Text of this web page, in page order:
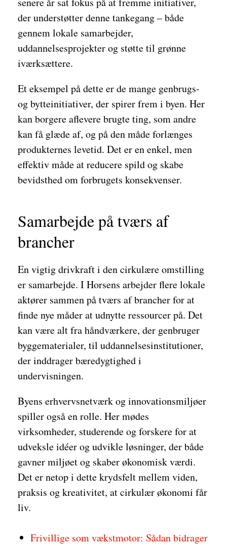
der understøtter denne tankegang – både
gennem lokale samarbejder,
uddannelsesprojekter og støtte til grønne
iværksættere.
Et eksempel på dette er de mange genbrugs-
og bytteinitiativer, der spirer frem i byen. Her
kan borgere aflevere brugte ting, som andre
kan få glæde af, og på den måde forlænges
produkternes levetid. Det er en enkel, men
effektiv måde at reducere spild og skabe
bevidsthed om forbrugets konsekvenser.
Samarbejde på tværs af
brancher
En vigtig drivkraft i den cirkulære omstilling
er samarbejde. I Horsens arbejder flere lokale
aktører sammen på tværs af brancher for at
finde nye måder at udnytte ressourcer på. Det
kan være alt fra håndværkere, der genbruger
byggematerialer, til uddannelsesinstitutioner,
der inddrager bæredygtighed i
undervisningen.
Byens erhvervsnetværk og innovationsmiljøer
spiller også en rolle. Her mødes
virksomheder, studerende og forskere for at
udveksle idéer og udvikle løsninger, der både
gavner miljøet og skaber økonomisk værdi.
Det er netop i dette krydsfelt mellem viden,
praksis og kreativitet, at cirkulær økonomi får
liv.
Frivillige som vækstmotor: Sådan bidrager